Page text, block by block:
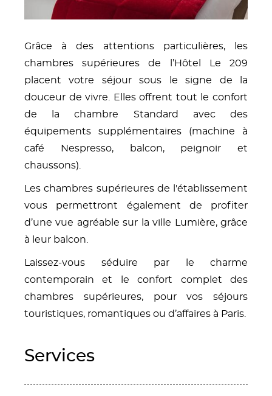
Grâce à des attentions particulières, les
chambres supérieures de l’Hôtel Le 209
placent votre séjour sous le signe de la
douceur de vivre. Elles offrent tout le confort
de la chambre Standard avec des
équipements supplémentaires (machine à
café Nespresso, balcon, peignoir et
chaussons).
Les chambres supérieures de l'établissement
vous permettront également de profiter
d’une vue agréable sur la ville Lumière, grâce
à leur balcon.
Laissez-vous séduire par le charme
contemporain et le confort complet des
chambres supérieures, pour vos séjours
touristiques, romantiques ou d’affaires à Paris.
Content Blocks
Services